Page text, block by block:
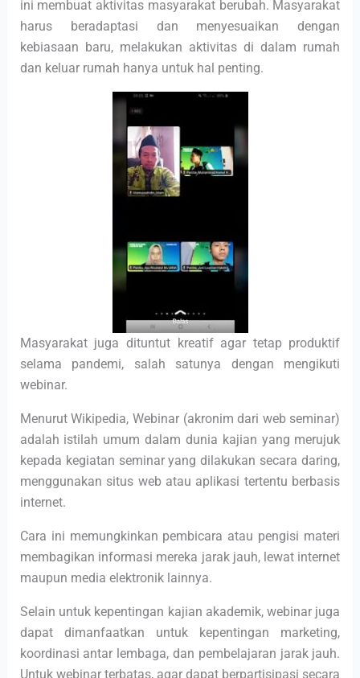
ini membuat aktivitas masyarakat berubah. Masyarakat
harus beradaptasi dan menyesuaikan dengan
kebiasaan baru, melakukan aktivitas di dalam rumah
dan keluar rumah hanya untuk hal penting.
Masyarakat juga dituntut kreatif agar tetap produktif
selama pandemi, salah satunya dengan mengikuti
webinar.
Menurut Wikipedia, Webinar (akronim dari web seminar)
adalah istilah umum dalam dunia kajian yang merujuk
kepada kegiatan seminar yang dilakukan secara daring,
menggunakan situs web atau aplikasi tertentu berbasis
internet.
Cara ini memungkinkan pembicara atau pengisi materi
membagikan informasi mereka jarak jauh, lewat internet
maupun media elektronik lainnya.
Selain untuk kepentingan kajian akademik, webinar juga
dapat dimanfaatkan untuk kepentingan marketing,
koordinasi antar lembaga, dan pembelajaran jarak jauh.
Untuk webinar terbatas, agar dapat berpartisipasi secara